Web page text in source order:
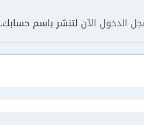
الدخول الآن لتنشر باسم حسابك.